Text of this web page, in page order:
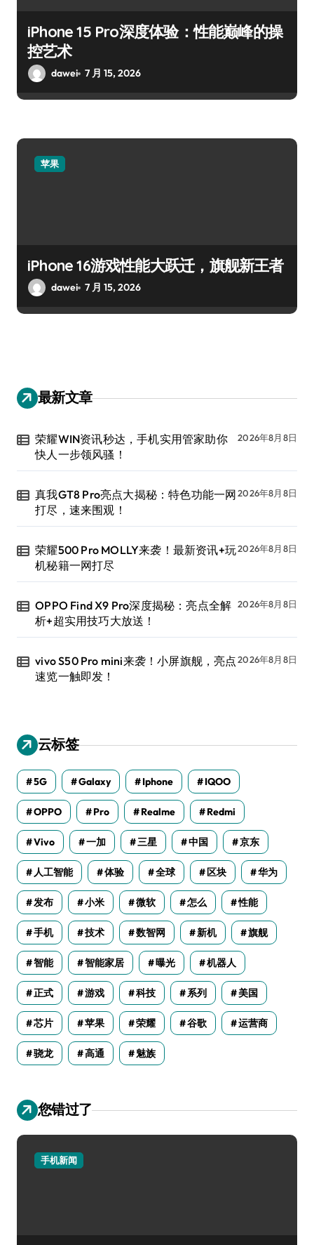
iPhone 15 Pro深度体验：性能巅峰的操
控艺术
dawei 7 月 15, 2026
苹果
iPhone 16游戏性能大跃迁，旗舰新王者
dawei 7 月 15, 2026
最新文章
荣耀WIN资讯秒达，手机实用管家助你
快人一步领风骚！
2026年8月8日
真我GT8 Pro亮点大揭秘：特色功能一网
打尽，速来围观！
2026年8月8日
荣耀500 Pro MOLLY来袭！最新资讯+玩
机秘籍一网打尽
2026年8月8日
OPPO Find X9 Pro深度揭秘：亮点全解
析+超实用技巧大放送！
2026年8月8日
vivo S50 Pro mini来袭！小屏旗舰，亮点
速览一触即发！
2026年8月8日
云标签
5G Galaxy Iphone IQOO
OPPO Pro Realme Redmi
Vivo 一加 三星 中国 京东
人工智能 体验 全球 区块 华为
发布 小米 微软 怎么 性能
手机 技术 数智网 新机 旗舰
智能 智能家居 曝光 机器人
正式 游戏 科技 系列 美国
芯片 苹果 荣耀 谷歌 运营商
骁龙 高通 魅族
您错过了
手机新闻